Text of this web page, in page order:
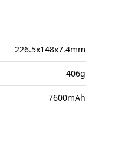
226.5x148x7.4mm
406g
7600mAh